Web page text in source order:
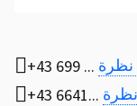
+43 699 ... نظرة
+43 6641...